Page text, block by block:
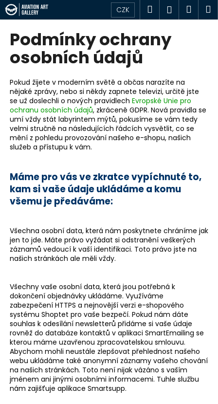
Přejít
na
obsah
CZK Hledat
Podmínky ochrany
osobních údajů
Pokud žijete v moderním světě a občas narazíte na
nějaké zprávy, nebo si někdy zapnete televizi, určitě jste
se už doslechli o nových pravidlech Evropské Unie pro
ochranu osobních údajů, zkráceně GDPR. Nová pravidla se
umí vždy stát labyrintem mýtů, pokusíme se vám tedy
velmi stručně na následujících řádcích vysvětlit, co se
mění z pohledu provozování našeho e-shopu, našich
služeb a přístupu k vám.
Máme pro vás ve zkratce vypíchnuté to,
kam si vaše údaje ukládáme a komu
všemu je předáváme:
Všechna osobní data, která nám poskytnete chráníme jak
jen to jde. Máte právo vyžádat si odstranění veškerých
záznamů vedoucí k vaší identifikaci. Toto právo jste na
našich stránkách ale měli vždy.
Všechny vaše osobní data, která jsou potřebná k
dokončení objednávky ukládáme. Využíváme
zabezpečení HTTPS a nejnovější verzi e-shopového
systému Shoptet pro vaše bezpečí. Pokud nám dáte
souhlas k odesílání newsletterů přidáme si vaše údaje
rovněž do databáze kontaktů v aplikaci SmartEmailing se
kterou máme uzavřenou zpracovatelskou smlouvu.
Abychom mohli neustále zlepšovat přehlednost našeho
webu ukládáme také anonymní záznamy vašeho chování
na našich stránkách. Toto není nijak vázáno s vaším
jménem ani jinými osobními informacemi. Tuhle službu
nám zajišťuje aplikace Smartsupp.
K
o
C
o
p
o
t
ř
e
b
u
e
t
e
a
j
í
?
HLEDAT
D
o
p